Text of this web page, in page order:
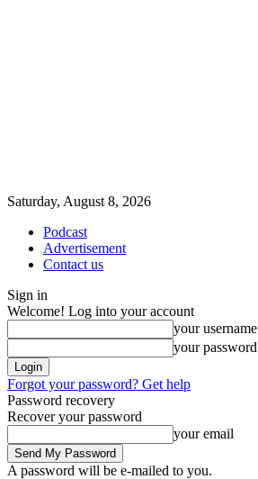
Saturday, August 8, 2026
Podcast
Advertisement
Contact us
Sign in
Welcome! Log into your account
your username
your password
Forgot your password? Get help
Password recovery
Recover your password
your email
A password will be e-mailed to you.